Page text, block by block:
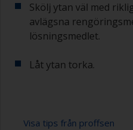
Skölj ytan väl med
avlägsna
lösningsmedlet.
Låt ytan torka.
Visa tips från proffsen